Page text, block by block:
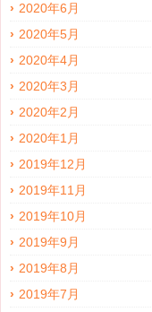
2020年6月
2020年5月
2020年4月
2020年3月
2020年2月
2020年1月
2019年12月
2019年11月
2019年10月
2019年9月
2019年8月
2019年7月